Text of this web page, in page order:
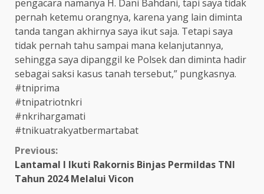
pengacara namanya H. Dani Bahdani, tapi saya tidak
pernah ketemu orangnya, karena yang lain diminta
tanda tangan akhirnya saya ikut saja. Tetapi saya
tidak pernah tahu sampai mana kelanjutannya,
sehingga saya dipanggil ke Polsek dan diminta hadir
sebagai saksi kasus tanah tersebut,” pungkasnya.
#tniprima
#tnipatriotnkri
#nkrihargamati
#tnikuatrakyatbermartabat
Continue
Reading
Previous:
Lantamal I Ikuti Rakornis Binjas Permildas TNI
Tahun 2024 Melalui Vicon